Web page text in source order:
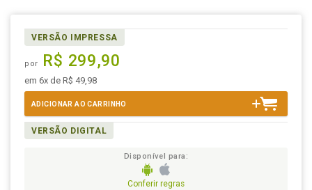
VERSÃO IMPRESSA
por R$ 299,90
em 6x de R$ 49,98
ADICIONAR AO CARRINHO
VERSÃO DIGITAL
Disponível para:
Conferir regras